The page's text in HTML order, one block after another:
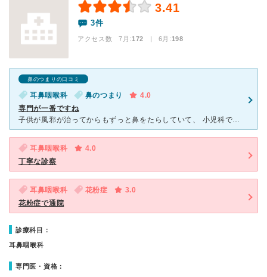
3.41
3件
アクセス数 7月:172 | 6月:198
鼻のつまりの口コミ
耳鼻咽喉科 鼻のつまり
4.0
専門が一番ですね
子供が風邪が治ってからもずっと鼻をたらしていて、 小児科で頂いたお薬より、専門の耳鼻咽喉科のお薬のほうがいいのかな？ と思ってはじめて受診しました。 春先は花粉症が流行るせいか、いつも混んでます
耳鼻咽喉科
4.0
丁寧な診察
耳鼻咽喉科 花粉症
3.0
花粉症で通院
診療科目：
耳鼻咽喉科
専門医・資格：